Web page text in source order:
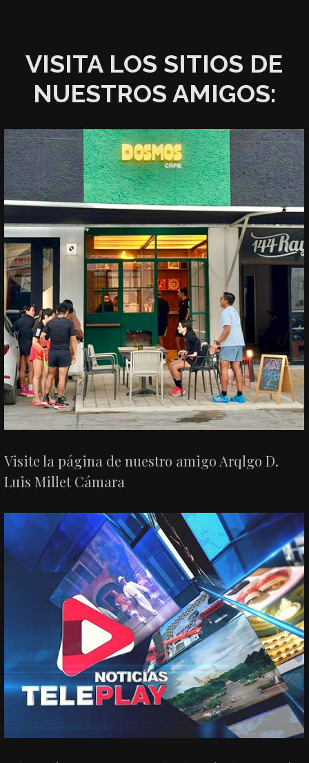
VISITA LOS SITIOS DE
NUESTROS AMIGOS:
Visite la página de nuestro amigo Arqlgo D.
Luis Millet Cámara